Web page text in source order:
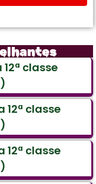
classe
12ª classe
12ª classe